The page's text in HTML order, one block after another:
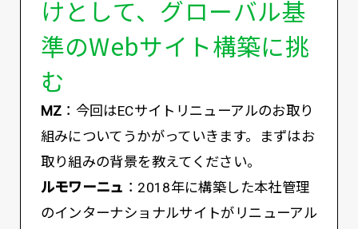
けとして、グローバル基
準のWebサイト構築に挑
む
MZ ：今回はECサイトリニューアルのお取り
組みについてうかがっていきます。まずはお
取り組みの背景を教えてください。
ルモワーニュ ：2018年に構築した本社管理
のインターナショナルサイトがリニューアル